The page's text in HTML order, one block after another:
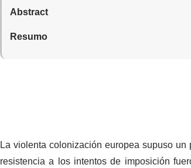
Abstract
Resumo
La violenta colonización europea supuso
resistencia a los intentos de imposición